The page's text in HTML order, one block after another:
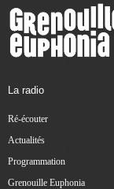
La radio
Ré-écouter
Actualités
Programmation
Grenouille Euphonia